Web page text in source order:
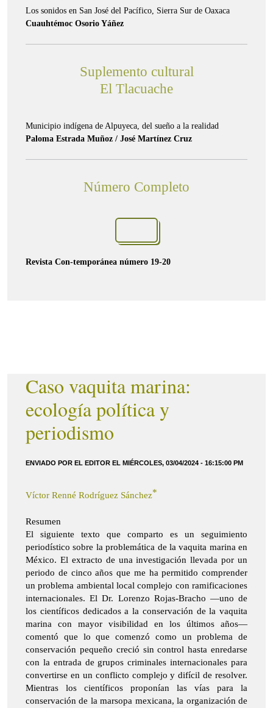
Los sonidos en San José del Pacífico, Sierra Sur de Oaxaca
Cuauhtémoc Osorio Yáñez
Suplemento cultural
El Tlacuache
Municipio indígena de Alpuyeca, del sueño a la realidad
Paloma Estrada Muñoz / José Martínez Cruz
Número Completo
Revista Con-temporánea número 19-20
Caso vaquita marina:
ecología política y
periodismo
ENVIADO POR EL EDITOR EL MIÉRCOLES, 03/04/2024 - 16:15:00 PM
Víctor Renné Rodríguez Sánchez*
Resumen
El siguiente texto que comparto es un seguimiento
periodístico sobre la problemática de la vaquita marina en
México. El extracto de una investigación llevada por un
periodo de cinco años que me ha permitido comprender
un problema ambiental local complejo con ramificaciones
internacionales. El Dr. Lorenzo Rojas-Bracho —uno de
los científicos dedicados a la conservación de la vaquita
marina con mayor visibilidad en los últimos años—
comentó que lo que comenzó como un problema de
conservación pequeño creció sin control hasta enredarse
con la entrada de grupos criminales internacionales para
convertirse en un conflicto complejo y difícil de resolver.
Mientras los científicos proponían las vías para la
conservación de la marsopa mexicana, la organización de